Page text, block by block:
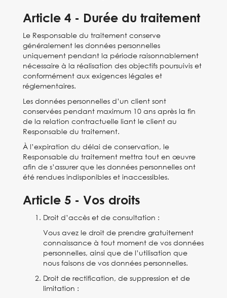
Article 4 - Durée du traitement
Le Responsable du traitement conserve
généralement les données personnelles
uniquement pendant la période raisonnablement
nécessaire à la réalisation des objectifs poursuivis et
conformément aux exigences légales et
réglementaires.
Les données personnelles d’un client sont
conservées pendant maximum 10 ans après la fin
de la relation contractuelle liant le client au
Responsable du traitement.
À l’expiration du délai de conservation, le
Responsable du traitement mettra tout en œuvre
afin de s’assurer que les données personnelles ont
été rendues indisponibles et inaccessibles.
Article 5 - Vos droits
Droit d’accès et de consultation :
Vous avez le droit de prendre gratuitement
connaissance à tout moment de vos données
personnelles, ainsi que de l’utilisation que
nous faisons de vos données personnelles.
Droit de rectification, de suppression et de
limitation :